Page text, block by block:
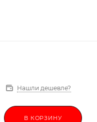
Нашли дешевле?
В КОРЗИНУ